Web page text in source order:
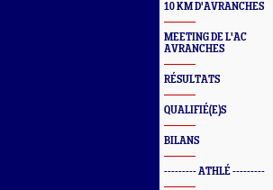
10 KM D'AVRANCHES
MEETING DE L'AC
AVRANCHES
RÉSULTATS
QUALIFIÉ(E)S
BILANS
--------- ATHLÉ ---------